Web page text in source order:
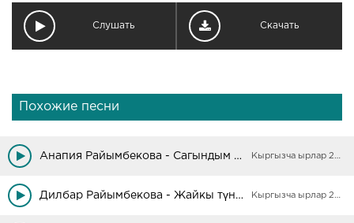
Слушать Скачать
Похожие песни
Анапия Райымбекова - Сагындым жазды Кыргызча ырлар 2025
Дилбар Райымбекова - Жайкы түндү сагынуу Кыргызча ырлар 2025